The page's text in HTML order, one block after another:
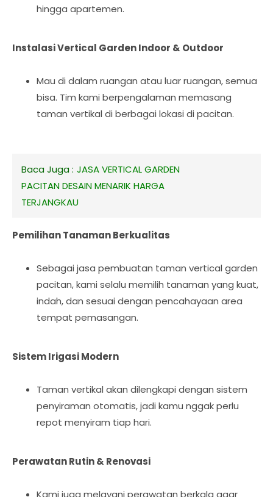
hingga apartemen.
Instalasi Vertical Garden Indoor & Outdoor
Mau di dalam ruangan atau luar ruangan, semua
bisa. Tim kami berpengalaman memasang
taman vertikal di berbagai lokasi di pacitan.
Baca Juga : JASA VERTICAL GARDEN
PACITAN DESAIN MENARIK HARGA
TERJANGKAU
Pemilihan Tanaman Berkualitas
Sebagai jasa pembuatan taman vertical garden
pacitan, kami selalu memilih tanaman yang kuat,
indah, dan sesuai dengan pencahayaan area
tempat pemasangan.
Sistem Irigasi Modern
Taman vertikal akan dilengkapi dengan sistem
penyiraman otomatis, jadi kamu nggak perlu
repot menyiram tiap hari.
Perawatan Rutin & Renovasi
Kami juga melayani perawatan berkala agar